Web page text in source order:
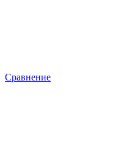
Сравнение